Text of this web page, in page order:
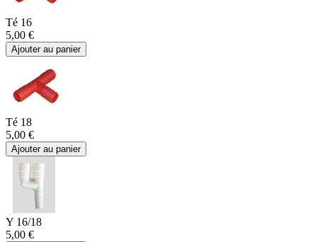
Té 16
5,00 €
Ajouter au panier
Té 18
5,00 €
Ajouter au panier
Y 16/18
5,00 €